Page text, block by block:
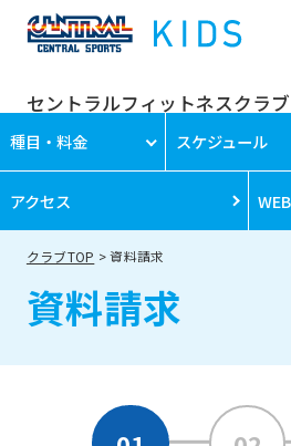
セントラルフィットネスクラブ
種目・料金 スケジュール
アクセス
クラブTOP 資料請求
資料請求